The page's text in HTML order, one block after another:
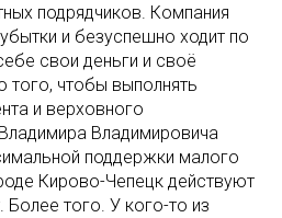
подрядчиков. Компания
и безуспешно ходит по
свои деньги и своё
того, чтобы выполнять
и верховного
Владимировича
поддержки малого
Кирово-Чепецк действуют
того. У кого-то из